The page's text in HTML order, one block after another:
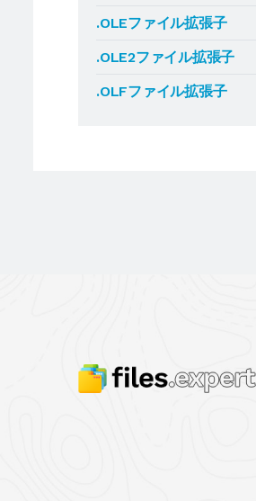
.OLEファイル拡張子
.OLE2ファイル拡張子
.OLFファイル拡張子